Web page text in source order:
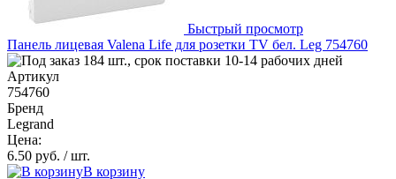
Быстрый просмотр
Панель лицевая Valena Life для розетки TV бел. Leg 754760
184 шт., срок поставки 10-14 рабочих дней
Артикул
754760
Бренд
Legrand
Цена:
6.50 руб. / шт.
В корзину